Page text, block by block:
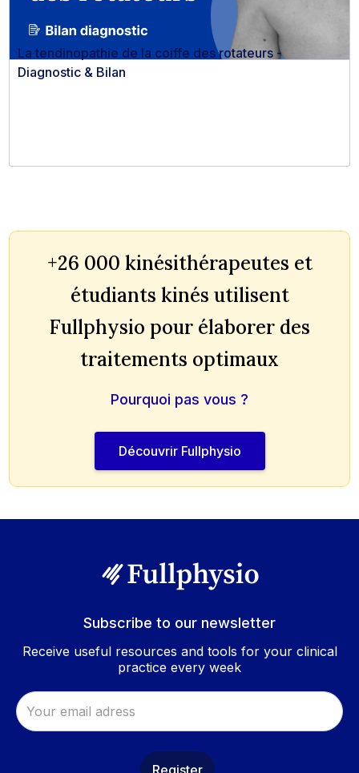
La tendinopathie de la coiffe des rotateurs -
Diagnostic & Bilan
+26 000 kinésithérapeutes et
étudiants kinés utilisent
Fullphysio pour élaborer des
traitements optimaux
Pourquoi pas vous ?
Découvrir Fullphysio
Subscribe to our newsletter
Receive useful resources and tools for your clinical
practice every week